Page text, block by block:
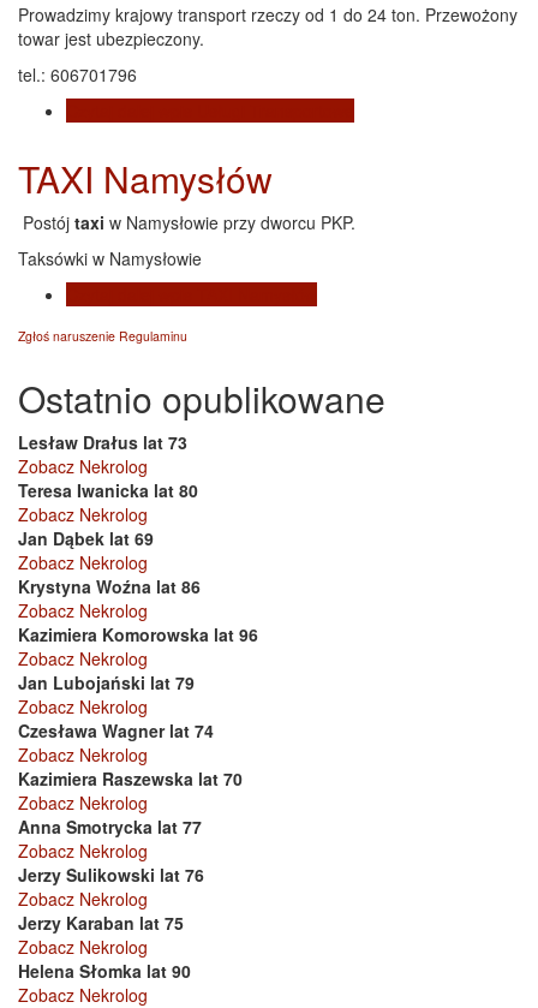
Prowadzimy krajowy transport rzeczy od 1 do 24 ton. Przewożony
towar jest ubezpieczony.
tel.: 606701796
TAXI Namysłów
Postój taxi w Namysłowie przy dworcu PKP.
Taksówki w Namysłowie
Zgłoś naruszenie Regulaminu
Ostatnio opublikowane
Lesław Drałus lat 73
Zobacz Nekrolog
Teresa Iwanicka lat 80
Zobacz Nekrolog
Jan Dąbek lat 69
Zobacz Nekrolog
Krystyna Woźna lat 86
Zobacz Nekrolog
Kazimiera Komorowska lat 96
Zobacz Nekrolog
Jan Lubojański lat 79
Zobacz Nekrolog
Czesława Wagner lat 74
Zobacz Nekrolog
Kazimiera Raszewska lat 70
Zobacz Nekrolog
Anna Smotrycka lat 77
Zobacz Nekrolog
Jerzy Sulikowski lat 76
Zobacz Nekrolog
Jerzy Karaban lat 75
Zobacz Nekrolog
Helena Słomka lat 90
Zobacz Nekrolog